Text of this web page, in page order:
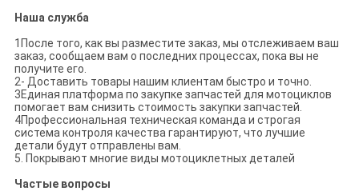
Наша служба
1После того, как вы разместите заказ, мы отслеживаем ваш
заказ, сообщаем вам о последних процессах, пока вы не
получите его.
2- Доставить товары нашим клиентам быстро и точно.
3Единая платформа по закупке запчастей для мотоциклов
помогает вам снизить стоимость закупки запчастей.
4Профессиональная техническая команда и строгая
система контроля качества гарантируют, что лучшие
детали будут отправлены вам.
5. Покрывают многие виды мотоциклетных деталей
Частые вопросы